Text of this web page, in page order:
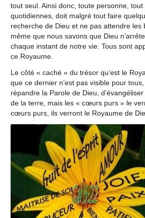
tout seul. Ainsi donc, toute personne,
quotidiennes, doit malgré tout faire
recherche de Dieu et ne pas attendre les
même que nous savons que Dieu
chaque instant de notre vie. Tous sont
ce Royaume.
Le côté « caché » du trésor qu’est le
que ce dernier n’est pas visible pour
répandre la Parole de Dieu,
de la terre, mais les « cœurs purs » le
cœurs purs, ils verront le Royaume de